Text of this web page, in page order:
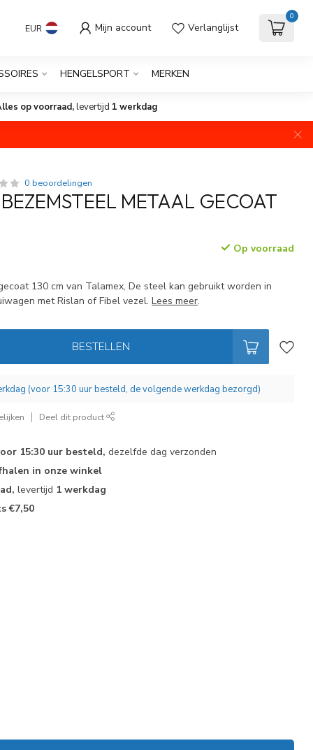
EUR Mijn account Verlanglijst
0
HENGELSPORT MERKEN
op voorraad,levertijd 1 werkdag
0 beoordelingen
METAAL GECOAT
Op voorraad
130 cm van Talamex, De steel kan gebruikt worden in
met Rislan of Fibel vezel.Lees meer.
BESTELLEN
(voor 15:30 uur besteld, de volgende werkdag bezorgd)
Deel dit product
15:30 uur besteld, dezelfde dag verzonden
in onze winkel
levertijd 1 werkdag
€7,50